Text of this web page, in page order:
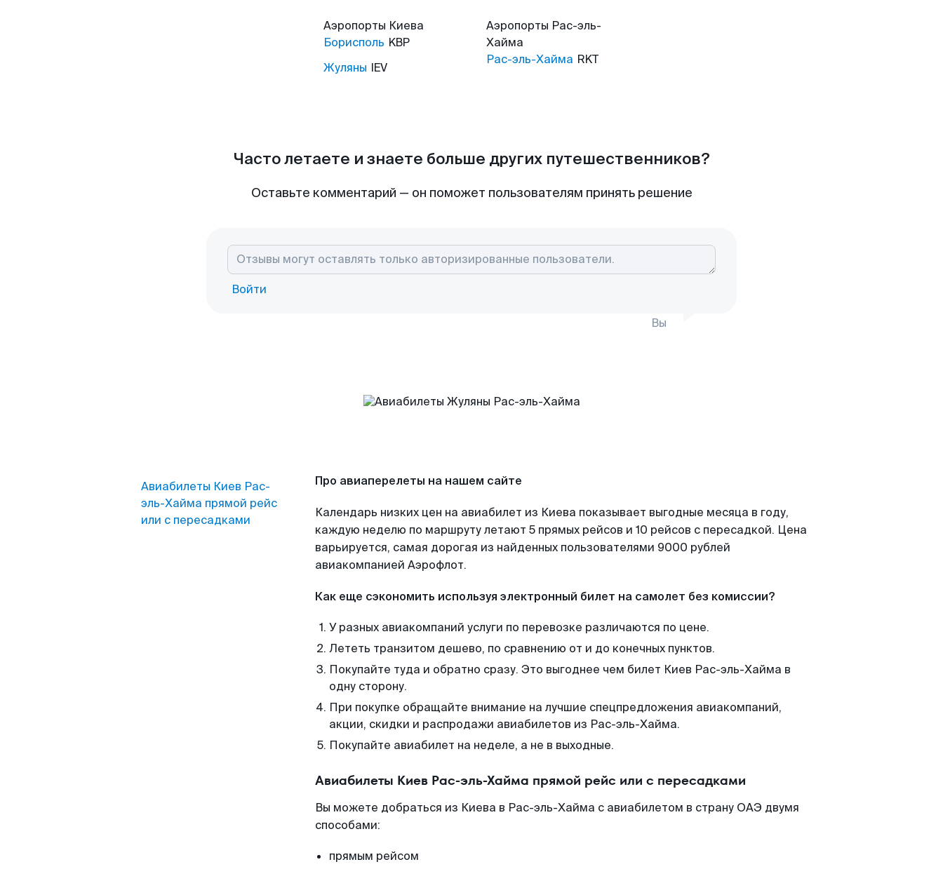
Аэропорты Киева
Борисполь KBP
Жуляны IEV
Аэропорты Рас-эль-
Хайма
Рас-эль-Хайма RKT
Часто летаете и знаете больше других путешественников?
Оставьте комментарий — он поможет пользователям принять решение
Войти
Вы
Авиабилеты Киев Рас-
эль-Хайма прямой рейс
или с пересадками
Про авиаперелеты на нашем сайте
Календарь низких цен на авиабилет из Киева показывает выгодные месяца в году,
каждую неделю по маршруту летают 5 прямых рейсов и 10 рейсов с пересадкой. Цена
варьируется, самая дорогая из найденных пользователями 9000 рублей
авиакомпанией Аэрофлот.
Как еще сэкономить используя электронный билет на самолет без комиссии?
У разных авиакомпаний услуги по перевозке различаются по цене.
Лететь транзитом дешево, по сравнению от и до конечных пунктов.
Покупайте туда и обратно сразу. Это выгоднее чем билет Киев Рас-эль-Хайма в
одну сторону.
При покупке обращайте внимание на лучшие спецпредложения авиакомпаний,
акции, скидки и распродажи авиабилетов из Рас-эль-Хайма.
Покупайте авиабилет на неделе, а не в выходные.
Авиабилеты Киев Рас-эль-Хайма прямой рейс или с пересадками
Вы можете добраться из Киева в Рас-эль-Хайма с авиабилетом в страну ОАЭ двумя
способами:
прямым рейсом